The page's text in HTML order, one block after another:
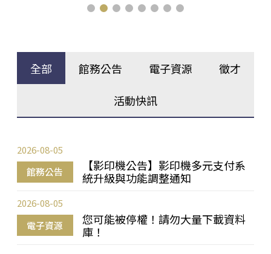
全部 館務公告 電子資源 徵才
活動快訊
館務公告
【影印機公告】影印機多元支付系
統升級與功能調整通知
2026-08-05
電子資源
您可能被停權！請勿大量下載資料
庫！
2026-08-05